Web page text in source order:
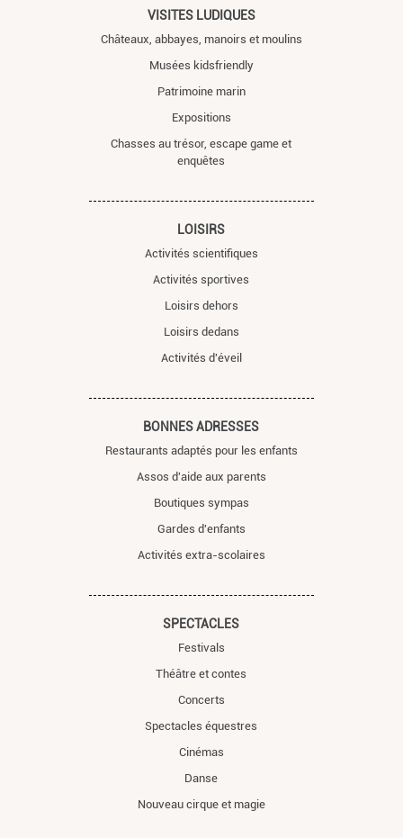
VISITES LUDIQUES
Châteaux, abbayes, manoirs et moulins
Musées kidsfriendly
Patrimoine marin
Expositions
Chasses au trésor, escape game et
enquêtes
LOISIRS
Activités scientifiques
Activités sportives
Loisirs dehors
Loisirs dedans
Activités d'éveil
BONNES ADRESSES
Restaurants adaptés pour les enfants
Assos d'aide aux parents
Boutiques sympas
Gardes d'enfants
Activités extra-scolaires
SPECTACLES
Festivals
Théâtre et contes
Concerts
Spectacles équestres
Cinémas
Danse
Nouveau cirque et magie